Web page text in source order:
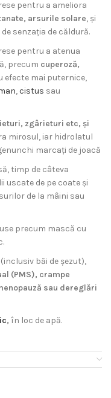
pentru a ameliora
arsurile solare, și
senzația de căldură.
pentru a atenua
precum cuperoză,
efecte mai puternice,
,cistus sau
zgârieturi etc, și
mirosul, iar hidrolatul
marcați de joacă
timp de câteva
uscate de pe coate și
de la mâini sau
precum mască cu
băi de șezut),
(PMS), crampe
sau dereglări
, în loc de apă.